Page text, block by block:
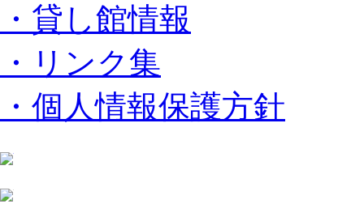
・貸し館情報
・リンク集
・個人情報保護方針